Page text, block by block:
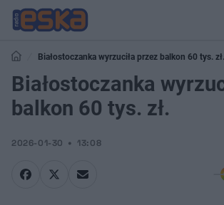
Białostoczanka wyrzuciła przez balkon 60 tys. zł.
Białostoczanka
balkon 60 tys. zł.
2026-01-30 13:08